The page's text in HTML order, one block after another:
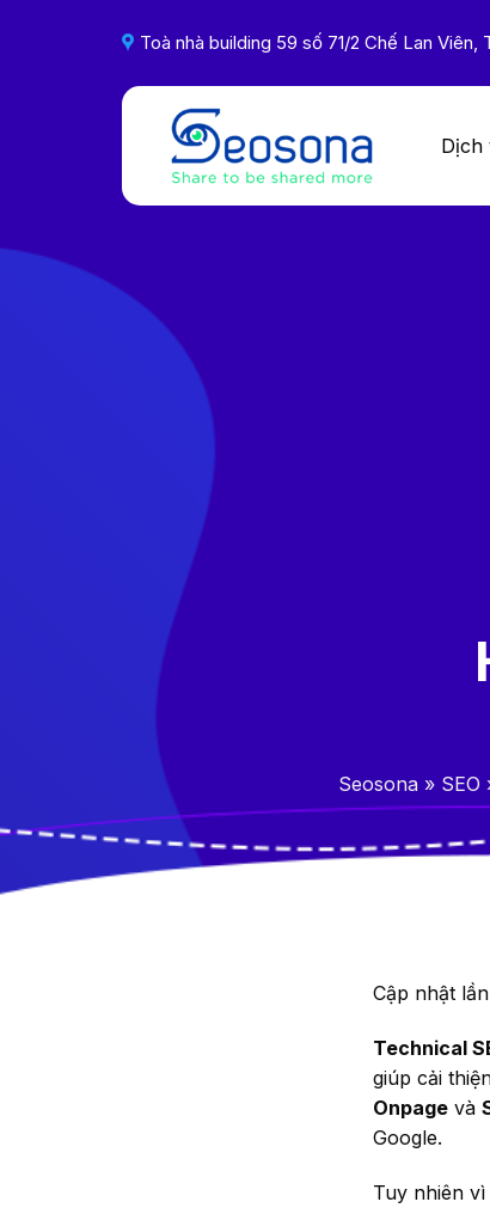
Toà nhà building 59 số 71/2 Chế Lan Viên,
Dịch
Seosona» SEO
Cập nhật
Technical
giúp cải
Onpage và
Google.
Tuy nhiên